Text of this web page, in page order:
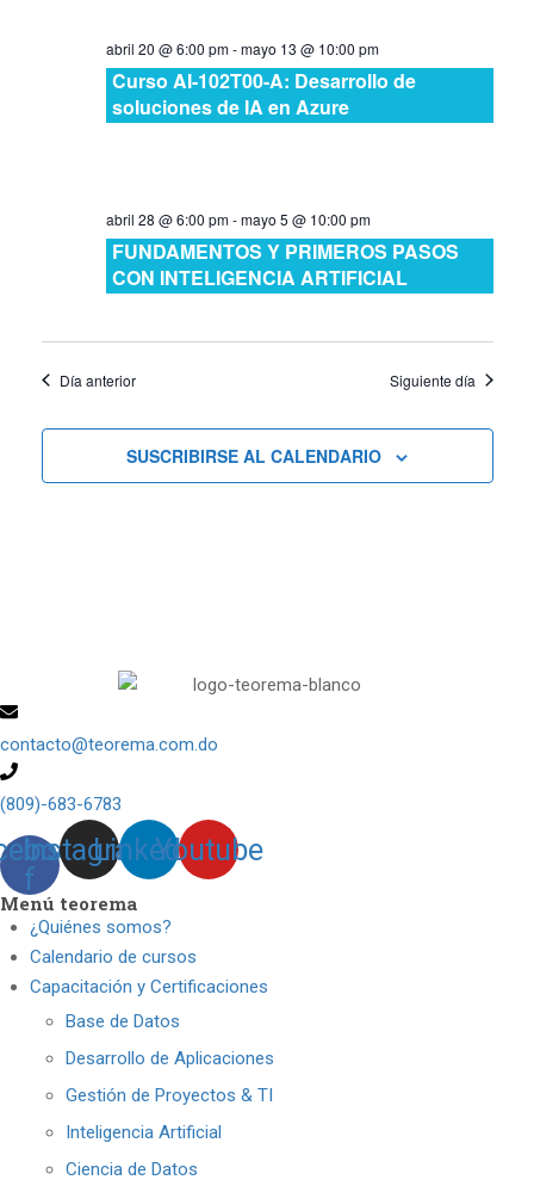
abril 20 @ 6:00 pm-mayo 13 @ 10:00 pm
Curso AI-102T00-A: Desarrollo de
soluciones de IA en Azure
abril 28 @ 6:00 pm-mayo 5 @ 10:00 pm
FUNDAMENTOS Y PRIMEROS PASOS
CON INTELIGENCIA ARTIFICIAL
Día anterior Siguiente día
SUSCRIBIRSE AL CALENDARIO
contacto@teorema.com.do
(809)-683-6783
f
Instagram
LinkedinYoutube
Menú teorema
¿Quiénes somos?
Calendario de cursos
Capacitación y Certificaciones
Base de Datos
Desarrollo de Aplicaciones
Gestión de Proyectos & TI
Inteligencia Artificial
Ciencia de Datos